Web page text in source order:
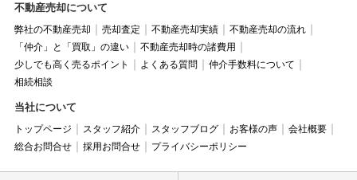
不動産売却について
弊社の不動産売却 売却査定 不動産売却実績
不動産売却の流れ
「仲介」と「買取」の違い
不動産売却時の諸費用
少しでも高く売るポイント
よくある質問
仲介手数料について
相続相談
当社について
トップページ スタッフ紹介 スタッフブログ お客様の声
会社概要
総合お問合せ
採用お問合せ プライバシーポリシー